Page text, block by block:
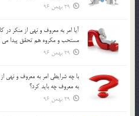
29 بهمن 96
آيا امر به معروف و نهي از منكر
مستحب و مكروه هم تحقق پيدا مي
29 بهمن 96
با چه شرايطي امر به معروف و نهي
به معروف چه بايد کرد؟
29 بهمن 96